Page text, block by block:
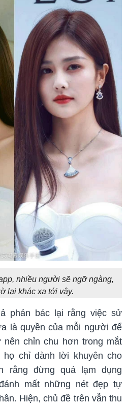
nhiều người sẽ ngỡ ngàng,
lại khác xa tới vậy.
phản bác lại rằng việc sử
là quyền của mỗi người để
chỉn chu hơn trong mắt
họ chỉ dành lời khuyên cho
rằng đừng quá lạm dụng
mất những nét đẹp tự
Hiện, chủ đề trên vẫn thu